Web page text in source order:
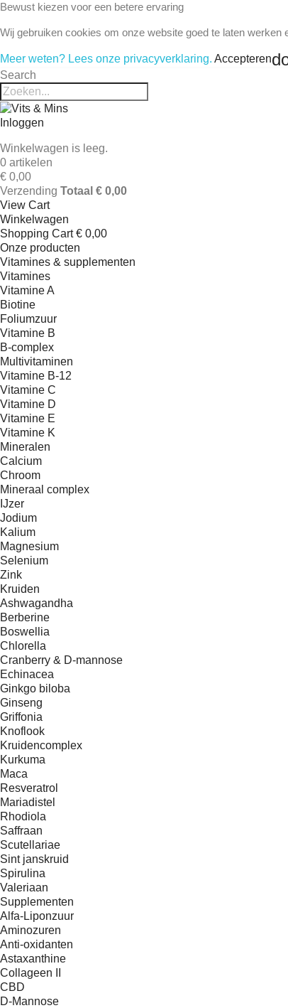
Bewust kiezen voor een betere ervaring
Wij gebruiken cookies om onze website goed te laten
Meer weten? Lees onze privacyverklaring. Accepteren
Search
Inloggen
Winkelwagen is leeg.
0 artikelen
€ 0,00
Verzending Totaal € 0,00
View Cart
Winkelwagen
Shopping Cart € 0,00
Onze producten
Vitamines & supplementen
Vitamines
Vitamine A
Biotine
Foliumzuur
Vitamine B
B-complex
Multivitaminen
Vitamine B-12
Vitamine C
Vitamine D
Vitamine E
Vitamine K
Mineralen
Calcium
Chroom
Mineraal complex
IJzer
Jodium
Kalium
Magnesium
Selenium
Zink
Kruiden
Ashwagandha
Berberine
Boswellia
Chlorella
Cranberry & D-mannose
Echinacea
Ginkgo biloba
Ginseng
Griffonia
Knoflook
Kruidencomplex
Kurkuma
Maca
Resveratrol
Mariadistel
Rhodiola
Saffraan
Scutellariae
Sint janskruid
Spirulina
Valeriaan
Supplementen
Alfa-Liponzuur
Aminozuren
Anti-oxidanten
Astaxanthine
Collageen II
CBD
D-Mannose